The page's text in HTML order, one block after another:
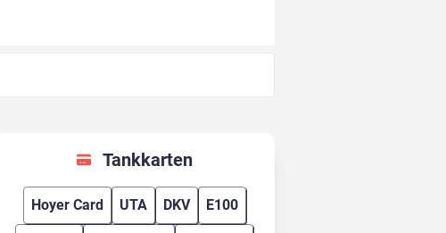
Tankkarten
Hoyer Card UTA DKV E100